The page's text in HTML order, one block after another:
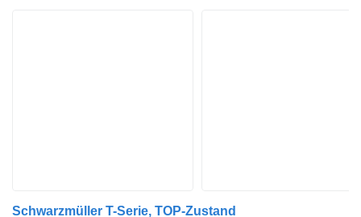
Schwarzmüller T-Serie, TOP-Zustand